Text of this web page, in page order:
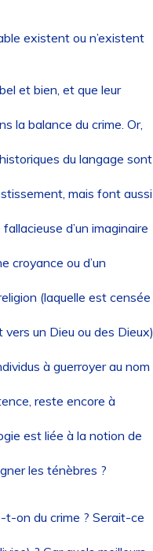
existent ou n’existent
et bien, et que leur
la balance du crime. Or,
du langage sont
mais font aussi
d’un imaginaire
croyance ou d’un
(laquelle est censée
un Dieu ou des Dieux)
à guerroyer au nom
reste encore à
est liée à la notion de
les ténèbres ?
on du crime ? Serait-ce